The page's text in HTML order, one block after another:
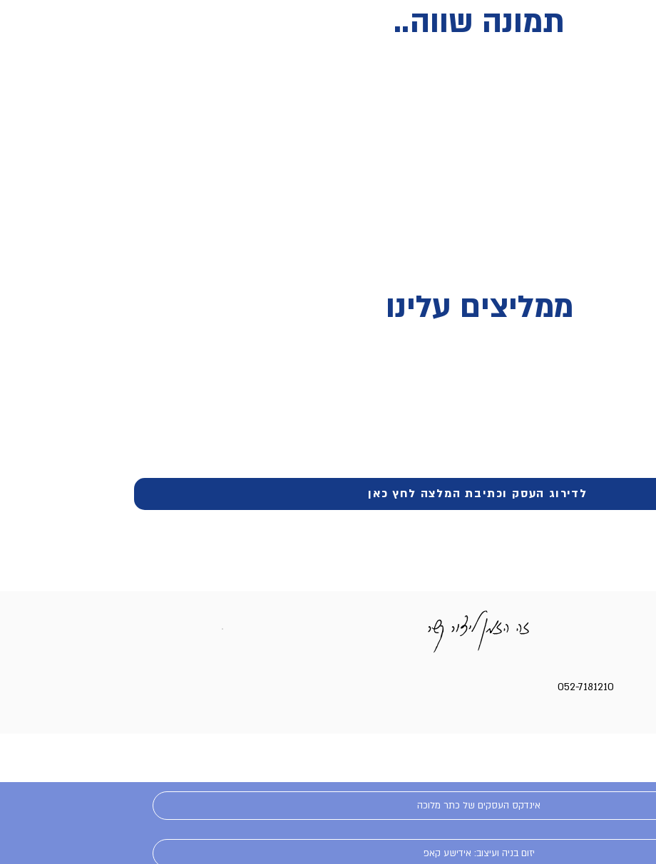
תמונה שווה..
ממליצים עלינו
לדירוג העסק וכתיבת המלצה לחץ כאן
זה הזמן ליצור קשר
052-7181210
אינדקס העסקים של כתר מלוכה
יזום בניה ועיצוב: אידישע קאפ